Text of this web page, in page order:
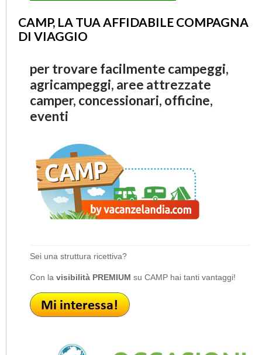
CAMP, LA TUA AFFIDABILE COMPAGNA
DI VIAGGIO
per trovare facilmente campeggi,
agricampeggi, aree attrezzate
camper, concessionari, officine,
eventi
Sei una struttura ricettiva?
Con la visibilità PREMIUM su CAMP hai tanti vantaggi!